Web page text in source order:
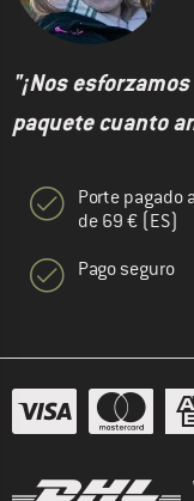
"¡Nos
paquete cuanto
Porte pagado
de 69 € (ES)
Pago seguro